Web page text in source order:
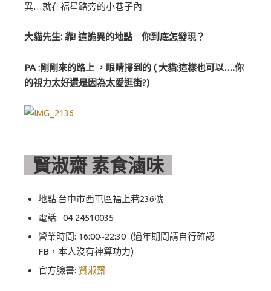
異…就在福星路旁的小巷子內
大貓先生: 靠! 這詭異的地點 你到底怎發現？
PA :剛剛來的路上 ，眼睛掃到的 ( 大貓:這樣也可以….你
的視力太好還是因為太愛逛街?)
賢淑齋 素食滷味
地點:台中市西屯區福上巷236號
電話: 04 24510035
營業時間: 16:00~22:30 (過年期間請自行確認
FB，本人沒有神算功力)
官方臉書: 賢淑齋